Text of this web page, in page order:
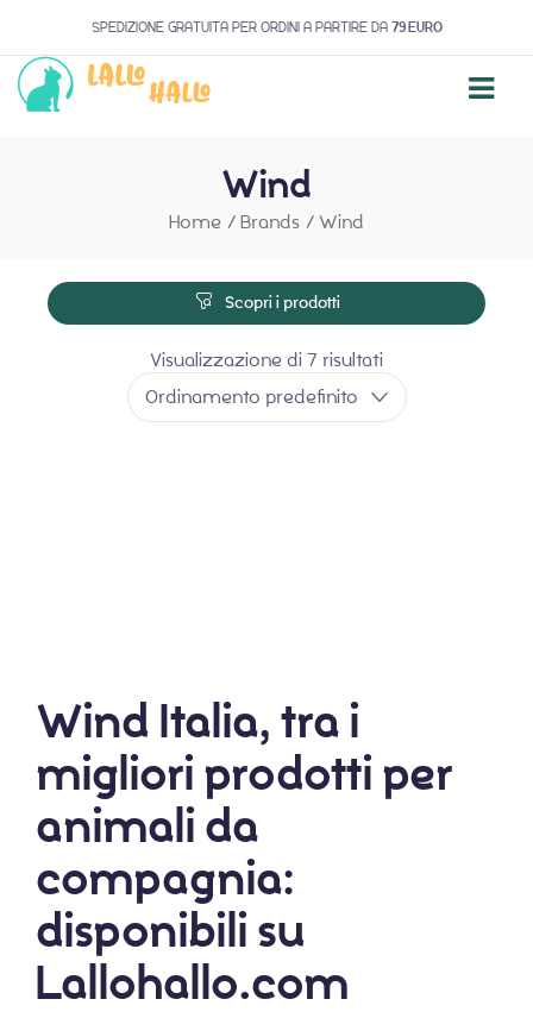
SPEDIZIONE GRATUITA PER ORDINI A PARTIRE DA 79 EURO
Wind
Home / Brands / Wind
Scopri i prodotti
Visualizzazione di 7 risultati
Ordinamento predefinito
Wind Italia, tra i
migliori prodotti per
animali da
compagnia:
disponibili su
Lallohallo.com